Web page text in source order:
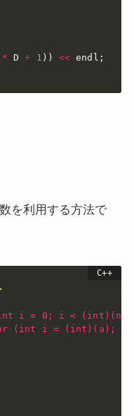
* D + 1 ) ) << endl ;
を利用する方法で
i = 0; i < (int)(n);
(int i = (int)(a); i